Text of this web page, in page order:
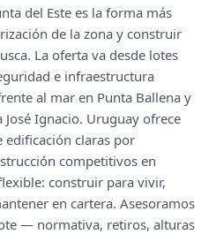
del Este es la forma más
de la zona y construir
La oferta va desde lotes
e infraestructura
al mar en Punta Ballena y
Ignacio. Uruguay ofrece
edificación claras por
competitivos en
construir para vivir,
en cartera. Asesoramos
— normativa, retiros, alturas